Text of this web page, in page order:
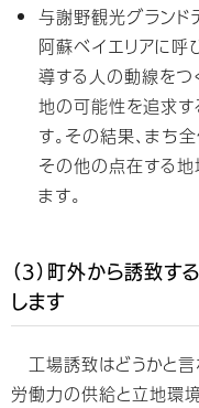
与謝野観光グランド
阿蘇ベイエリアに呼
導する人の動線をつ
地の可能性を追求
す。その結果、まち
その他の点在する地
ます。
（3）町外から誘致
します
工場誘致はどうかと言
労働力の供給と立地環